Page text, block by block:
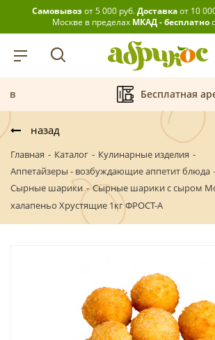
Самовывозот 5 000 руб.Доставкаот 10
Москве в пределах МКАД - бесплатно
Бесплатная аренда
назад
Главная - Каталог - Кулинарные изделия -
Аппетайзеры - возбуждающие аппетит блюда
Сырные шарики - Сырные шарики с сыром
халапеньо Хрустящие 1кг ФРОСТ-А